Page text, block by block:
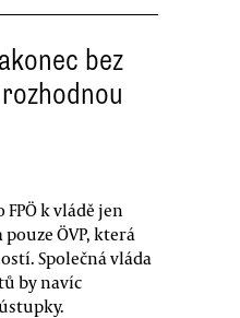
bez
k vládě jen
ÖVP, která
Společná vláda
by navíc